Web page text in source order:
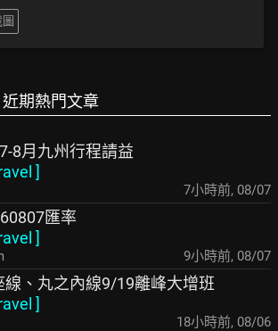
期熱門文章
8月九州行程請益
]
7小時前, 08/07
匯率
]
9小時前, 08/07
線、丸之內線9/19離峰大增班
]
18小時前, 08/06